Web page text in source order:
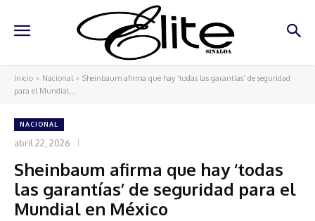
Inicio Nacional
Sheinbaum afirma que hay ‘todas las garantías’ de seguridad
para el Mundial...
NACIONAL
abril 22, 2026
Sheinbaum afirma que hay ‘todas
las garantías’ de seguridad para el
Mundial en México